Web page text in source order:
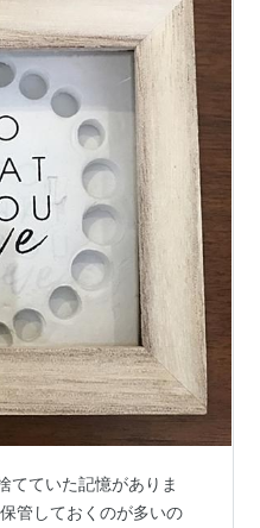
てていた記憶がありま
管しておくのが多いの